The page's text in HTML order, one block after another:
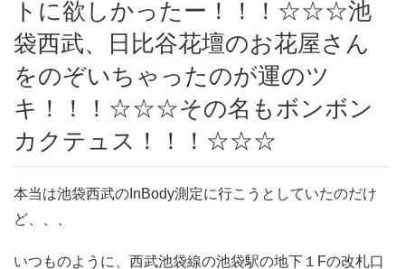
トに欲しかったー！！！☆☆☆池
袋西武、日比谷花壇のお花屋さん
をのぞいちゃったのが運のツ
キ！！！☆☆☆その名もボンボン
カクテュス！！！☆☆☆
本当は池袋西武のInBody測定に行こうとしていたのだけ
ど、、、
いつものように、西武池袋線の池袋駅の地下１Fの改札口